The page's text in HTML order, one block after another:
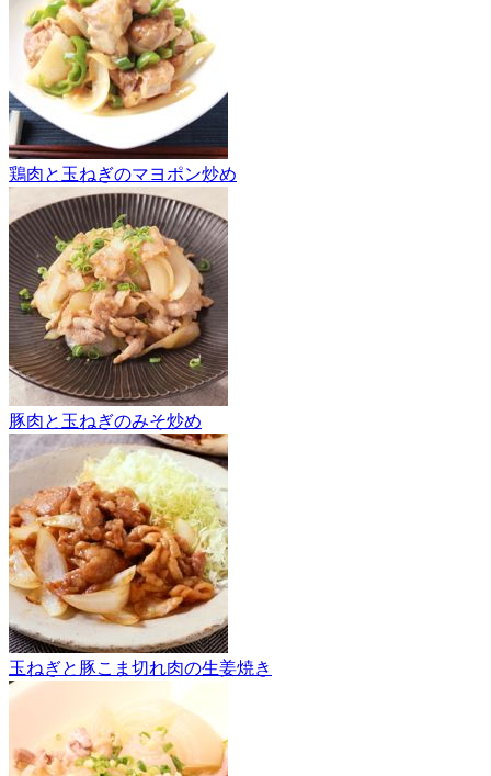
鶏肉と玉ねぎのマヨポン炒め
豚肉と玉ねぎのみそ炒め
玉ねぎと豚こま切れ肉の生姜焼き